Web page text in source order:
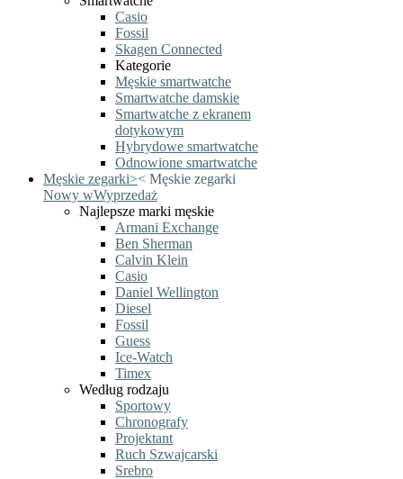
Casio
Fossil
Skagen Connected
Kategorie
Męskie smartwatche
Smartwatche damskie
Smartwatche z ekranem
dotykowym
Hybrydowe smartwatche
Odnowione smartwatche
Męskie zegarki>< Męskie zegarki
Nowy wWyprzedaż
Najlepsze marki męskie
Armani Exchange
Ben Sherman
Calvin Klein
Casio
Daniel Wellington
Diesel
Fossil
Guess
Ice-Watch
Timex
Według rodzaju
Sportowy
Chronografy
Projektant
Ruch Szwajcarski
Srebro